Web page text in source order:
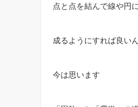
点と点を結んで線や円
成るようにすれば良い
今は思います